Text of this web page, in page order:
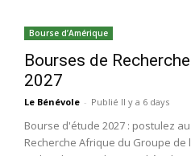
Bourse d’Amérique
Bourses de
2027
Le Bénévole - Publié Il y a 6 days
Bourse d'étude 2027 : postulez
Recherche Afrique du Groupe de